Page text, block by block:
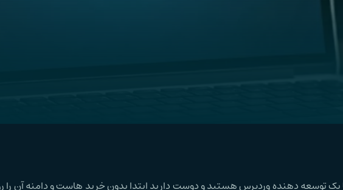
یک توسعه دهنده وردپرس هستید و دوست دارید ابتدا بدون خرید هاست و دامنه آن را